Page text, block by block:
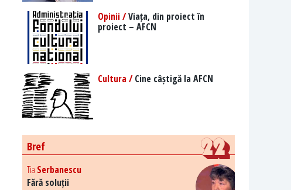
Opinii /Viața, din proiect în
proiect – AFCN
Cultura /Cine câștigă la AFCN
Bref
Tia Serbanescu
Fără soluții